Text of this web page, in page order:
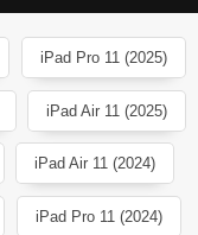
iPad Pro 11 (2025)
iPad Air 11 (2025)
iPad Air 11 (2024)
iPad Pro 11 (2024)